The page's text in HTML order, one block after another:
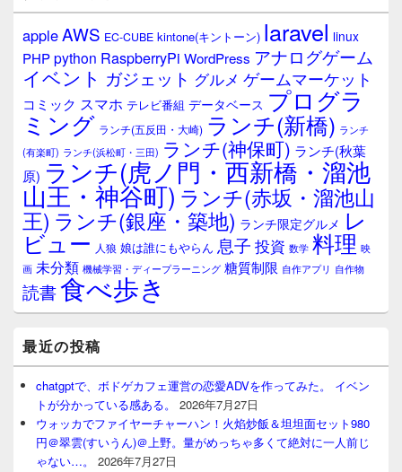
appleAWS EC-CUBE kintone(キントーン) laravel linux
PHPpython RaspberryPi WordPress アナログゲーム
イベント ガジェット グルメ ゲームマーケット
コミック スマホ テレビ番組 データベース プログラ
ミング ランチ(五反田・大崎) ランチ(新橋) ランチ
(有楽町) ランチ(浜松町・三田) ランチ(神保町) ランチ(秋葉
原) ランチ(虎ノ門・西新橋・溜池
山王・神谷町) ランチ(赤坂・溜池山
王) ランチ(銀座・築地) ランチ限定グルメ レ
ビュー 人狼 娘は誰にもやらん 息子 投資 数学 料理 映
画 未分類 機械学習・ディープラーニング 糖質制限 自作アプリ 自作物
読書食べ歩き
最近の投稿
chatgptで、ボドゲカフェ運営の恋愛ADVを作ってみた。 イベン
トが分かっている感ある。
2026年7月27日
ウォッカでファイヤーチャーハン！火焰炒飯＆坦坦面セット980
円＠翠雲(すいうん)＠上野。量がめっちゃ多くて絶対に一人前じ
ゃない…。
2026年7月27日